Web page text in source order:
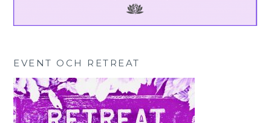
EVENT OCH RETREAT